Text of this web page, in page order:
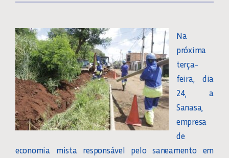
Na
próxima
terça-
feira, dia
24, a
Sanasa,
empresa
de
economia mista responsável pelo saneamento em